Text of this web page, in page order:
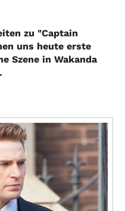
zu "Captain
uns heute erste
Szene in Wakanda